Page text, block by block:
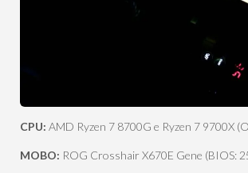
CPU: AMD Ryzen 7 8700G e Ryzen 7 9700X
MOBO: ROG Crosshair X670E Gene (BIOS: